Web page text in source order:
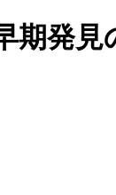
期発